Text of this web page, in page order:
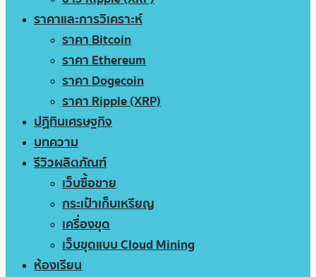
ราคาและการวิเคราะห์
ราคา Bitcoin
ราคา Ethereum
ราคา Dogecoin
ราคา Ripple (XRP)
ปฏิทินเศรษฐกิจ
บทความ
รีวิวผลิตภัณฑ์
เว็บซื้อขาย
กระเป๋าเก็บเหรียญ
เครื่องขุด
เว็บขุดแบบ Cloud Mining
ห้องเรียน